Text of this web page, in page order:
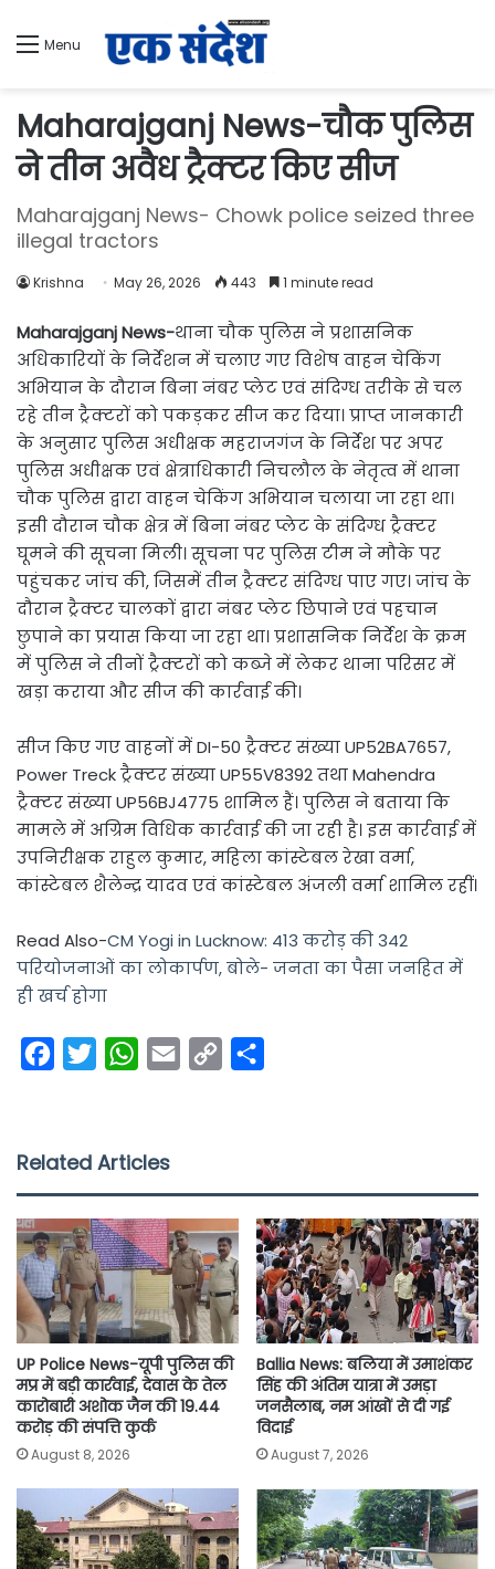
Menu
Maharajganj News-चौक पुलिस
ने तीन अवैध ट्रैक्टर किए सीज
Maharajganj News- Chowk police seized three
illegal tractors
Krishna May 26, 2026 443 1 minute read
Maharajganj News-थाना चौक पुलिस ने प्रशासनिक
अधिकारियों के निर्देशन में चलाए गए विशेष वाहन चेकिंग
अभियान के दौरान बिना नंबर प्लेट एवं संदिग्ध तरीके से चल
रहे तीन ट्रैक्टरों को पकड़कर सीज कर दिया। प्राप्त जानकारी
के अनुसार पुलिस अधीक्षक महराजगंज के निर्देश पर अपर
पुलिस अधीक्षक एवं क्षेत्राधिकारी निचलौल के नेतृत्व में थाना
चौक पुलिस द्वारा वाहन चेकिंग अभियान चलाया जा रहा था।
इसी दौरान चौक क्षेत्र में बिना नंबर प्लेट के संदिग्ध ट्रैक्टर
घूमने की सूचना मिली। सूचना पर पुलिस टीम ने मौके पर
पहुंचकर जांच की, जिसमें तीन ट्रैक्टर संदिग्ध पाए गए। जांच के
दौरान ट्रैक्टर चालकों द्वारा नंबर प्लेट छिपाने एवं पहचान
छुपाने का प्रयास किया जा रहा था। प्रशासनिक निर्देश के क्रम
में पुलिस ने तीनों ट्रैक्टरों को कब्जे में लेकर थाना परिसर में
खड़ा कराया और सीज की कार्रवाई की।
सीज किए गए वाहनों में DI-50 ट्रैक्टर संख्या UP52BA7657,
Power Treck ट्रैक्टर संख्या UP55V8392 तथा Mahendra
ट्रैक्टर संख्या UP56BJ4775 शामिल हैं। पुलिस ने बताया कि
मामले में अग्रिम विधिक कार्रवाई की जा रही है। इस कार्रवाई में
उपनिरीक्षक राहुल कुमार, महिला कांस्टेबल रेखा वर्मा,
कांस्टेबल शैलेन्द्र यादव एवं कांस्टेबल अंजली वर्मा शामिल रहीं।
Read Also-CM Yogi in Lucknow: 413 करोड़ की 342
परियोजनाओं का लोकार्पण, बोले- जनता का पैसा जनहित में
ही खर्च होगा
e
o
o
k
t
e
r
W
t
A
p
p
i
n
k
Related Articles
UP Police News-यूपी पुलिस की
मप्र में बड़ी कार्रवाई, देवास के तेल
कारोबारी अशोक जैन की 19.44
करोड़ की संपत्ति कुर्क
August 8, 2026
Ballia News: बलिया में उमाशंकर
सिंह की अंतिम यात्रा में उमड़ा
जनसैलाब, नम आंखों से दी गई
विदाई
August 7, 2026